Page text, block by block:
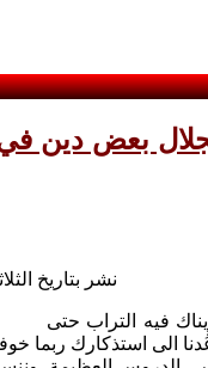
بعض دين في
نشر بتاريخ الثلاثاء, 20 كانون1/ديسمبر
فيه التراب حتى